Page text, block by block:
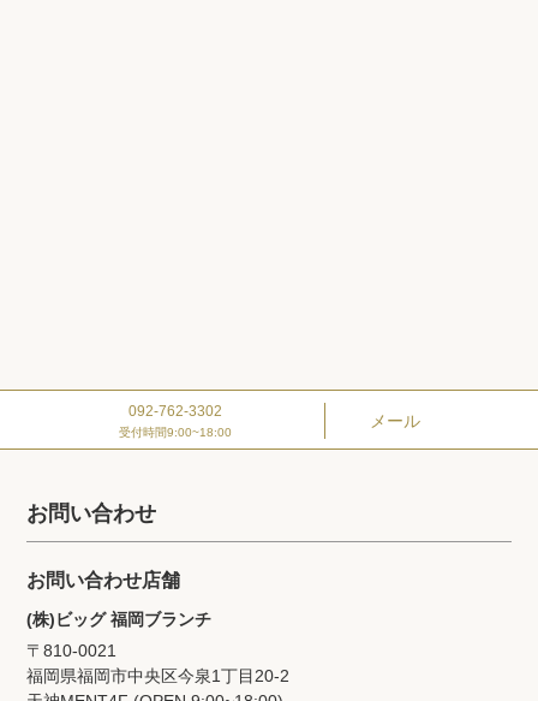
092-762-3302
受付時間9:00~18:00
メール
お問い合わせ
お問い合わせ店舗
(株)ビッグ 福岡ブランチ
〒810-0021
福岡県福岡市中央区今泉1丁目20‐2